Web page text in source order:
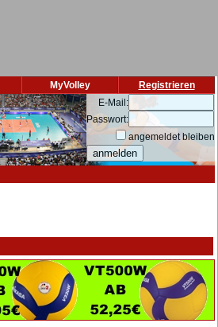
Registrieren
MyVolley
E-Mail:
Passwort:
angemeldet bleiben